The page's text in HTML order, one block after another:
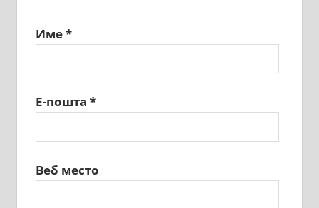
Име*
Е-пошта *
Веб место